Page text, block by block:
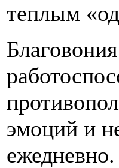
теплым
эмоций и
ежедневно.